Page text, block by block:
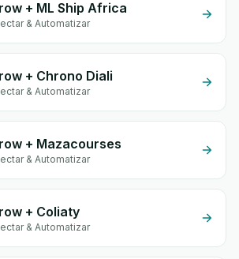
+ ML Ship Africa
& Automatizar
+ Chrono Diali
& Automatizar
+ Mazacourses
& Automatizar
+ Coliaty
& Automatizar